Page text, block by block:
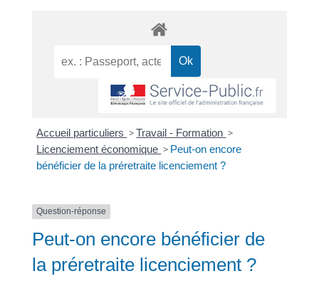
Accueil particuliers >Travail - Formation >
Licenciement économique > Peut-on encore
bénéficier de la préretraite licenciement ?
Question-réponse
Peut-on encore bénéficier de
la préretraite licenciement ?